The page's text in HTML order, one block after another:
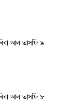
আল তাসফি ৯
আল তাসফি ৮